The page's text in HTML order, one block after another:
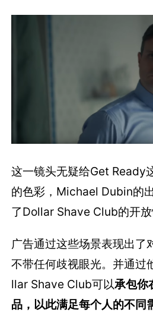
这一镜头无疑给Get Ready
的色彩，Michael Dubin的
了Dollar Shave Club的开放
广告通过这些场景表现出了
不带任何歧视眼光。并通过
llar Shave Club可以承包你
品，以此满足每个人的不同